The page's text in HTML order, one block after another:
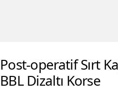
Post-operatif Sırt
BBL Dizaltı Korse